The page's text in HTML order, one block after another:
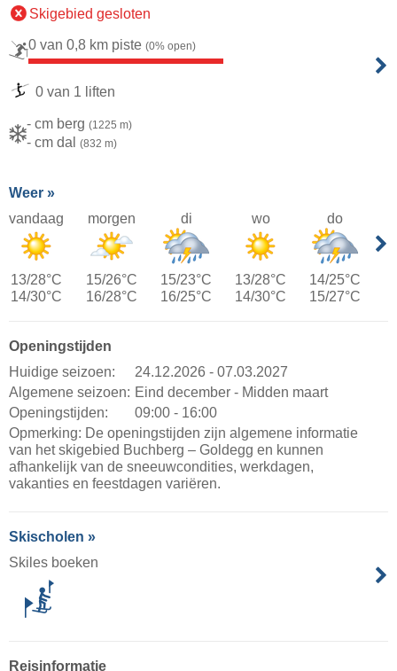
Skigebied gesloten
0 van 0,8 km piste (0% open)
0 van 1 liften
- cm berg (1225 m)
- cm dal (832 m)
Weer »
vandaag
13/28°C
14/30°C
morgen
15/26°C
16/28°C
di
15/23°C
16/25°C
wo
13/28°C
14/30°C
do
14/25°C
15/27°C
Openingstijden
Huidige seizoen:
24.12.2026 - 07.03.2027
Algemene seizoen: Eind december - Midden maart
Openingstijden:
09:00 - 16:00
Opmerking: De openingstijden zijn algemene informatie
van het skigebied Buchberg – Goldegg en kunnen
afhankelijk van de sneeuwcondities, werkdagen,
vakanties en feestdagen variëren.
Skischolen »
Skiles boeken
Reisinformatie